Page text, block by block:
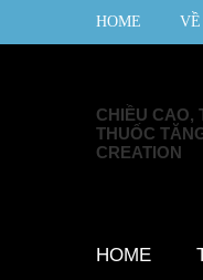
HOME VỀ
CHIỀU CAO,
THUỐC
CREATION
HOME